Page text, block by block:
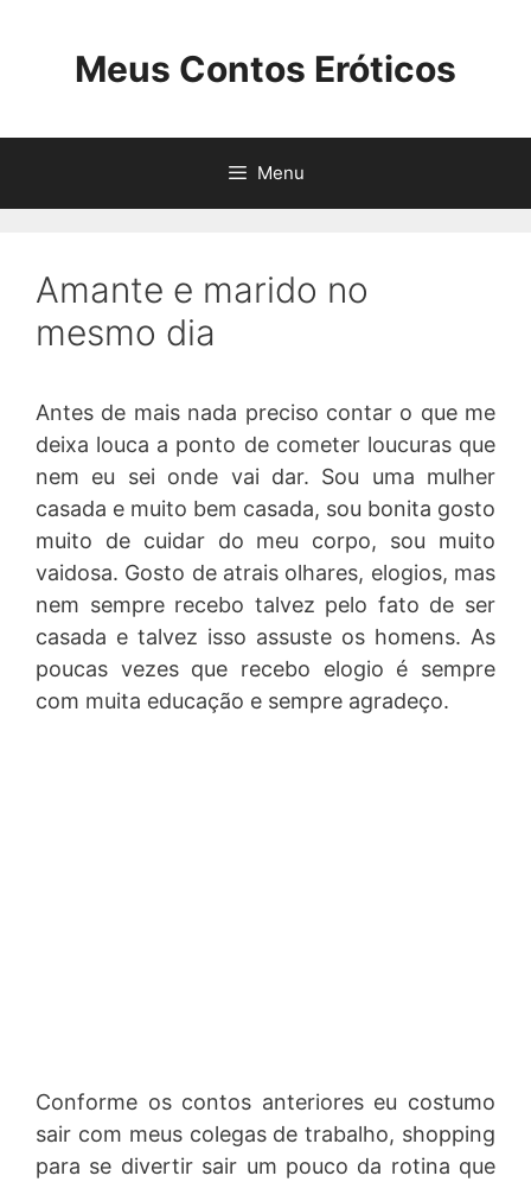
Meus Contos Eróticos
Menu
Amante e marido no
mesmo dia
Antes de mais nada preciso contar o que me
deixa louca a ponto de cometer loucuras que
nem eu sei onde vai dar. Sou uma mulher
casada e muito bem casada, sou bonita gosto
muito de cuidar do meu corpo, sou muito
vaidosa. Gosto de atrais olhares, elogios, mas
nem sempre recebo talvez pelo fato de ser
casada e talvez isso assuste os homens. As
poucas vezes que recebo elogio é sempre
com muita educação e sempre agradeço.
Conforme os contos anteriores eu costumo
sair com meus colegas de trabalho, shopping
para se divertir sair um pouco da rotina que